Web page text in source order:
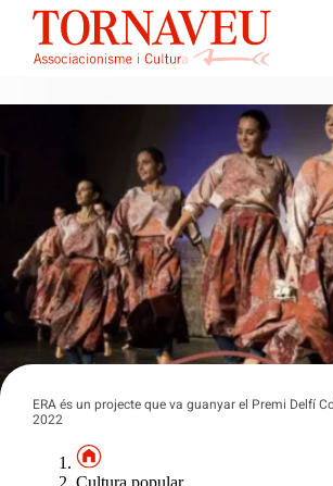
ERA és un projecte que va guanyar el Premi Delfí
2022
Cultura popular